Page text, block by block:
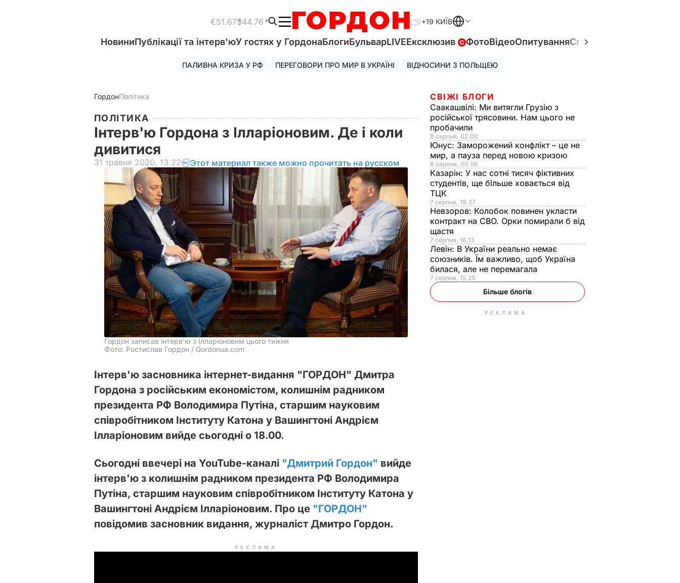
€51.67$44.76 +19 КИЇВ
НовиниПублікації та інтерв'юУ гостях у ГордонаБлогиБульварLIVEЕксклюзив ФотоВідеоОпитуванняСпецпроєкти
ПАЛИВНА КРИЗА У РФ ПЕРЕГОВОРИ ПРО МИР В УКРАЇНІ ВІДНОСИНИ З ПОЛЬЩЕЮ
ГордонПолітика
ПОЛІТИКА
Інтерв'ю Гордона з Ілларіоновим. Де і коли
дивитися
31 травня 2020, 13.22 Этот материал также можно прочитать на русском
Гордон записав інтерв'ю з Ілларіоновим цього тижня
Фото: Ростислав Гордон / Gordonua.com
Інтерв'ю засновника інтернет-видання "ГОРДОН" Дмитра
Гордона з російським економістом, колишнім радником
президента РФ Володимира Путіна, старшим науковим
співробітником Інституту Катона у Вашингтоні Андрієм
Ілларіоновим вийде сьогодні о 18.00.
Сьогодні ввечері на YouTube-каналі "Дмитрий Гордон" вийде
інтерв'ю з колишнім радником президента РФ Володимира
Путіна, старшим науковим співробітником Інституту Катона у
Вашингтоні Андрієм Ілларіоновим. Про це "ГОРДОН"
повідомив засновник видання, журналіст Дмитро Гордон.
РЕКЛАМА
СВІЖІ БЛОГИ
Саакашвілі: Ми витягли Грузію з
російської трясовини. Нам цього не
пробачили
8 серпня, 02.00
Юнус: Заморожений конфлікт – це не
мир, а пауза перед новою кризою
8 серпня, 00.56
Казарін: У нас сотні тисяч фіктивних
студентів, ще більше ховається від
ТЦК
7 серпня, 19.27
Невзоров: Колобок повинен укласти
контракт на СВО. Орки помирали б від
щастя
7 серпня, 16.13
Левін: В України реально немає
союзників. Їм важливо, щоб Україна
билася, але не перемагала
7 серпня, 15.25
Більше блогів
РЕКЛАМА